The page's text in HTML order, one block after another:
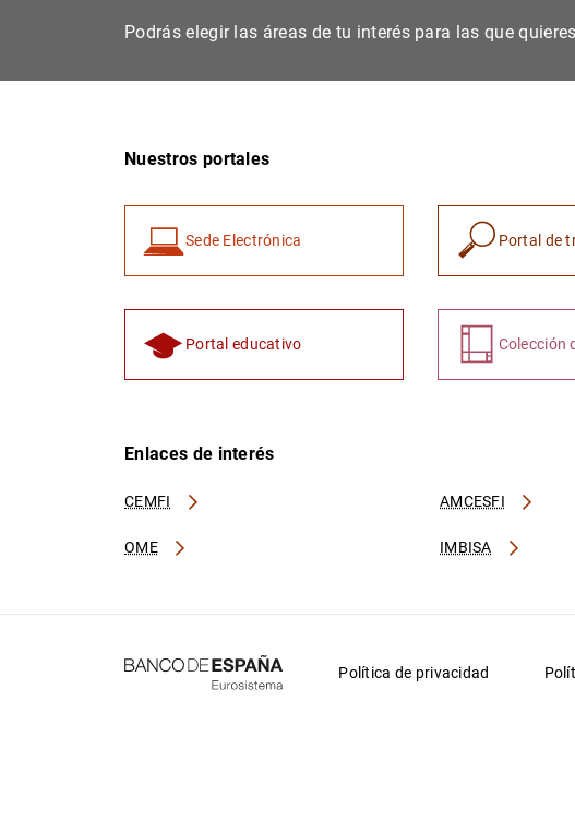
Podrás elegir las áreas de tu interés para las que
Nuestros portales
Sede Electrónica Portal de
Portal educativo Colección
Enlaces de interés
CEMFI AMCESFI
OME IMBISA
Política de privacidad